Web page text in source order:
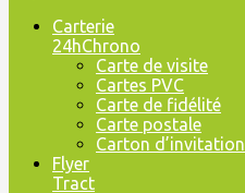
Carterie
24hChrono
Carte de visite
Cartes PVC
Carte de fidélité
Carte postale
Carton d’invitation
Flyer
Tract